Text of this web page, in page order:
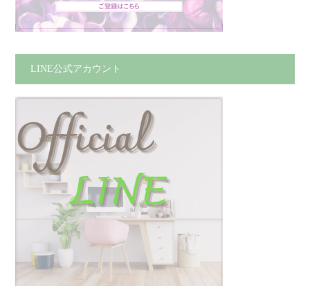
LINE公式アカウント